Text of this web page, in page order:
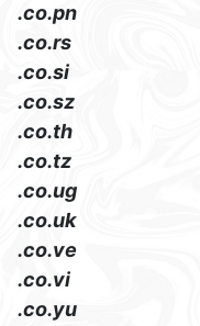
.co.pn
.co.rs
.co.si
.co.sz
.co.th
.co.tz
.co.ug
.co.uk
.co.ve
.co.vi
.co.yu